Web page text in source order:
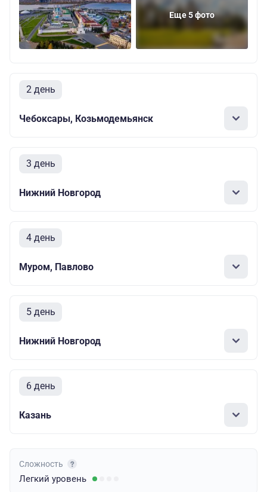
Еще 5 фото
2 день
Чебоксары, Козьмодемьянск
3 день
Нижний Новгород
4 день
Муром, Павлово
5 день
Нижний Новгород
6 день
Казань
Сложность
Легкий уровень